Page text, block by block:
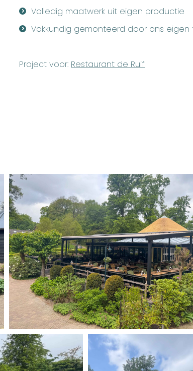
Volledig maatwerk uit eigen productie
Vakkundig gemonteerd door ons
Project voor: Restaurant de Ruif